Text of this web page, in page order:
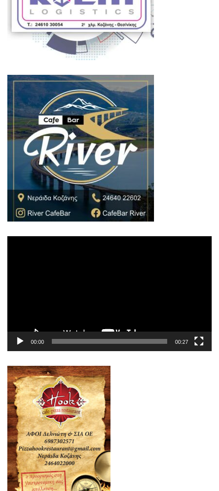
00:00 00:27